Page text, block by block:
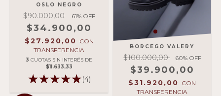
OSLO NEGRO
$90.000,00 61% OFF
$34.900,00
$27.920,00 CON
TRANSFERENCIA
3 CUOTAS SIN INTERÉS DE
$11.633,33
(4)
BORCEGO VALERY
$100.000,00 60% OFF
$39.900,00
$31.920,00 CON
TRANSFERENCIA